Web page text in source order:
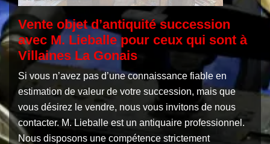
Vente objet d’antiquité succession
avec M. Lieballe pour ceux qui sont à
Villaines La Gonais
Si vous n’avez pas d’une connaissance fiable en
estimation de valeur de votre succession, mais que
vous désirez le vendre, nous vous invitons de nous
contacter. M. Lieballe est un antiquaire professionnel.
Nous disposons une compétence strictement